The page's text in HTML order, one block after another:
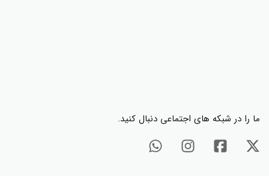
ما را در شبکه های اجتماعی دنبال کنید.